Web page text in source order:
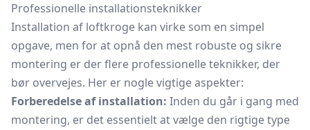
Professionelle installationsteknikker
Installation af loftkroge kan virke som en simpel
opgave, men for at opnå den mest robuste og sikre
montering er der flere professionelle teknikker, der
bør overvejes. Her er nogle vigtige aspekter:
Forberedelse af installation: Inden du går i gang med
montering, er det essentielt at vælge den rigtige type